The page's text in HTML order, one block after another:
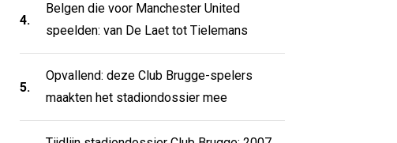
4.
Belgen die voor Manchester United
speelden: van De Laet tot Tielemans
5.
Opvallend: deze Club Brugge-spelers
maakten het stadiondossier mee